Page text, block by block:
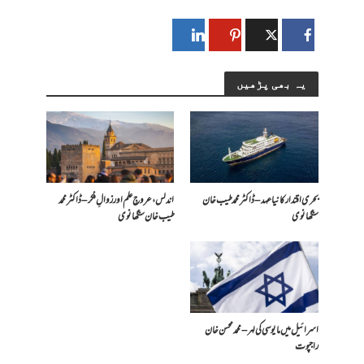
یہ بھی پڑھیں
بحری اقتدار کا نیا عہد – ڈاکٹر محمد طیب خان
سنگھانوی
اندلس، عروجِ علم اور زوالِ فکر – ڈاکٹر محمد
طیب خان سنگھانوی
اسرائیل میں مایوسی کی لہر – محمد محسن خان
راجپوت